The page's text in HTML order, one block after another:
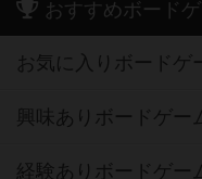
おすすめボード
お気に入りボードゲ
興味ありボードゲー
経験ありボードゲー